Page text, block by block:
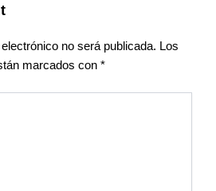
no será publicada. Los
marcados con *